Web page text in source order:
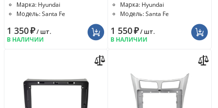
Марка: Hyundai
Модель: Santa Fe
1 350₽/ шт.
В НАЛИЧИИ
Марка: Hyundai
Модель: Santa Fe
1 550₽/ шт.
В НАЛИЧИИ